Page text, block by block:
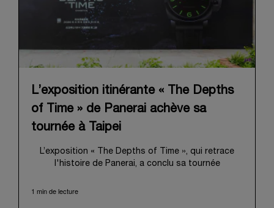
L’exposition itinérante « The Depths
of Time » de Panerai achève sa
tournée à Taipei
L’exposition « The Depths of Time », qui retrace
l'histoire de Panerai, a conclu sa tournée
visiteurs ont pu venir l’admirer dans le Huashan
1 min de lecture